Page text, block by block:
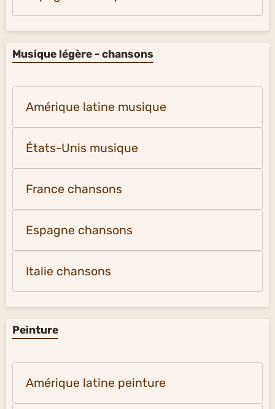
Musique légère - chansons
Amérique latine musique
États-Unis musique
France chansons
Espagne chansons
Italie chansons
Peinture
Amérique latine peinture